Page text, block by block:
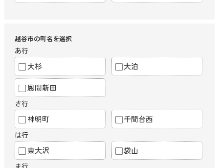
越谷市の町名を選択
あ行
大杉 大泊
恩間新田
さ行
神明町 千間台西
は行
東大沢 袋山
ま行